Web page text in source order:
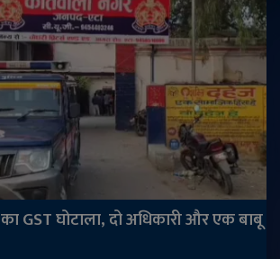
GST घोटाला, दो अधिकारी और एक बाबू